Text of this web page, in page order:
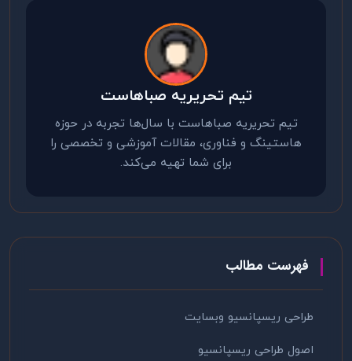
تیم تحریریه صباهاست
تیم تحریریه صباهاست با سال‌ها تجربه در حوزه
هاستینگ و فناوری، مقالات آموزشی و تخصصی را
برای شما تهیه می‌کند.
فهرست مطالب
طراحی ریسپانسیو وبسایت
اصول طراحی ریسپانسیو